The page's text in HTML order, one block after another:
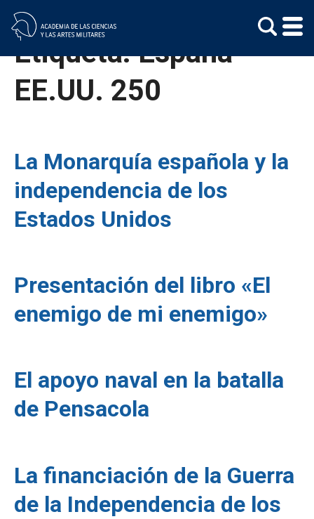
content
Etiqueta:España –
EE.UU. 250
La Monarquía española y la
independencia de los
Estados Unidos
Presentación del libro «El
enemigo de mi enemigo»
El apoyo naval en la batalla
de Pensacola
La financiación de la Guerra
de la Independencia de los